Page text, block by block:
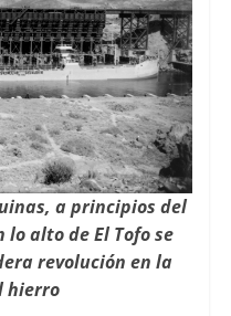
a principios del
lo alto de El Tofo se
revolución en la
hierro